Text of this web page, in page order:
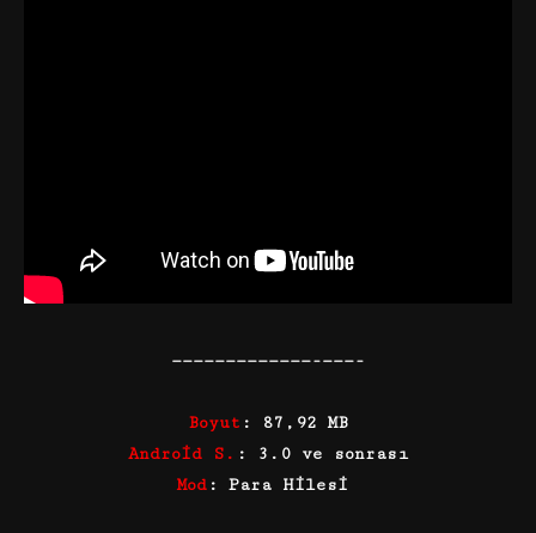
—————————————-———-
Boyut : 87,92 MB
Android S. : 3.0 ve sonrası
Mod : Para Hilesi